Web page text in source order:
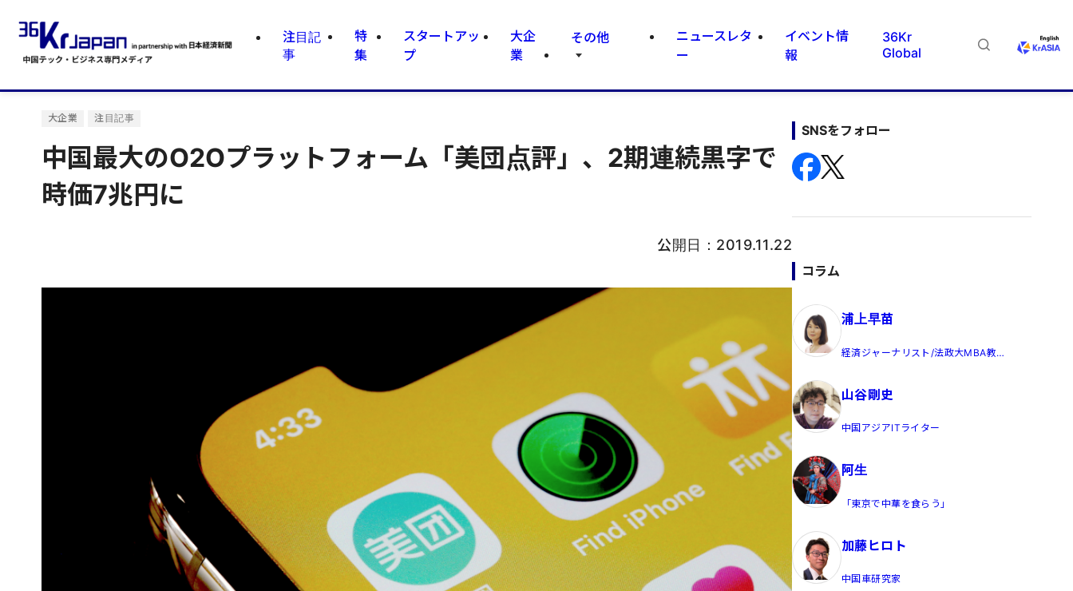
注目記
事
特
集
スタートアッ
プ
大企
業
その他
ニュースレタ
ー
イベント情
報
36Kr
Global
大企業 注目記事
中国最大のO2Oプラットフォーム「美団点評」、2期連続黒字で
時価7兆円に
公開日： 2019.11.22
SNSをフォロー
コラム
浦上早苗
経済ジャーナリスト/法政大MBA教
山谷剛史
中国アジアITライター
阿生
「東京で中華を食らう」
加藤ヒロト
中国車研究家